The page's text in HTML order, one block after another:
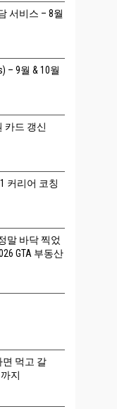
서비스 – 8월
– 9월 & 10월
카드 갱신
커리어 코칭
말 바닥 찍었
GTA 부동산
면 먹고 갈
지